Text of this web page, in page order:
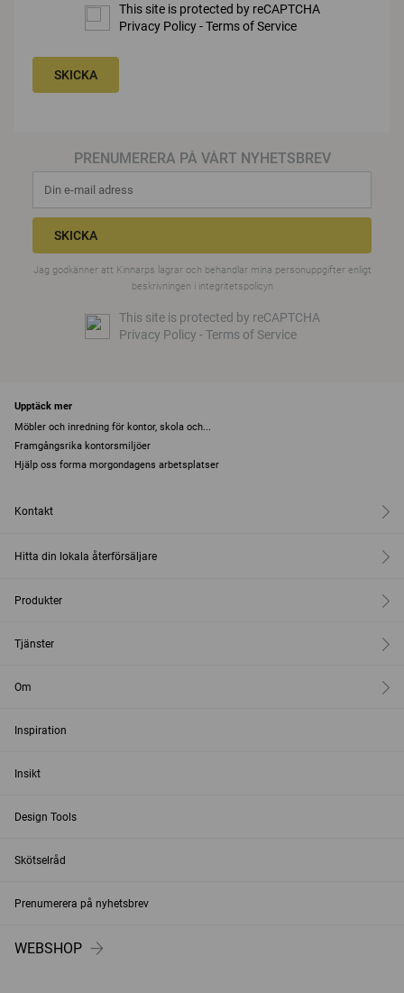
This site is protected by reCAPTCHA
Privacy Policy-Terms of Service
SKICKA
PRENUMERERA PÅ VÅRT NYHETSBREV
SKICKA
Jag godkänner att Kinnarps lagrar och behandlar mina personuppgifter enligt
beskrivningen i integritetspolicyn
This site is protected by reCAPTCHA
Privacy Policy -Terms of Service
Upptäck mer
Möbler och inredning för kontor, skola och...
Framgångsrika kontorsmiljöer
Hjälp oss forma morgondagens arbetsplatser
Kontakt
Hitta din lokala återförsäljare
Produkter
Tjänster
Om
Inspiration
Insikt
Design Tools
Skötselråd
Prenumerera på nyhetsbrev
WEBSHOP